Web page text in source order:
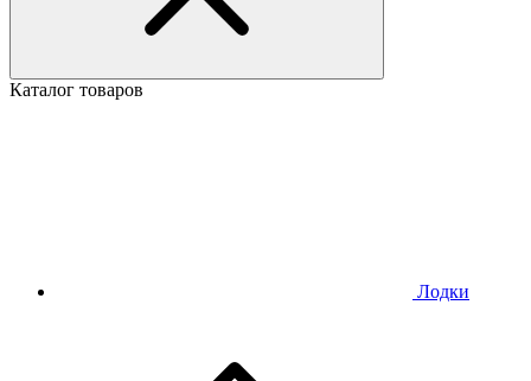
Каталог товаров
Лодки